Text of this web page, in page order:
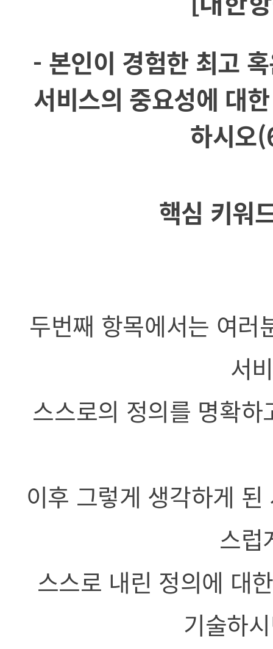
- 본인이 경험한 최고
서비스의 중요성에 대
하시오
핵심 키워
두번째 항목에서는 여러
서
스스로의 정의를 명확
이후 그렇게 생각하게
스럽
스스로 내린 정의에 대
기술하